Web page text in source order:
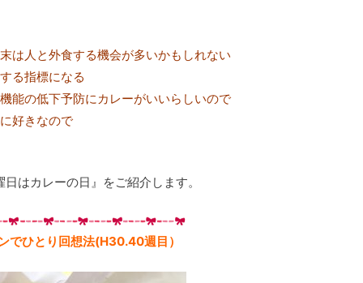
は人と外食する機会が多いかもしれない
る指標になる
能の低下予防にカレーがいいらしいので
好きなので
はカレーの日』をご紹介します。
でひとり回想法(H30.40週目）